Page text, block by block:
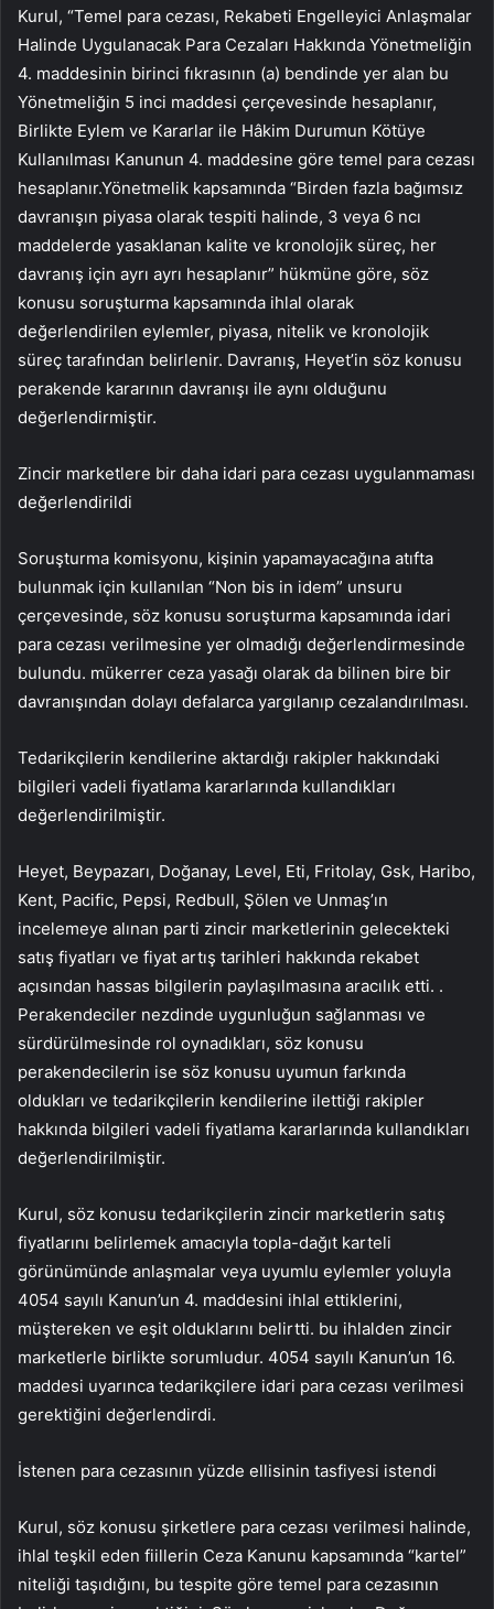
Kurul, “Temel para cezası, Rekabeti Engelleyici Anlaşmalar
Halinde Uygulanacak Para Cezaları Hakkında Yönetmeliğin
4. maddesinin birinci fıkrasının (a) bendinde yer alan bu
Yönetmeliğin 5 inci maddesi çerçevesinde hesaplanır,
Birlikte Eylem ve Kararlar ile Hâkim Durumun Kötüye
Kullanılması Kanunun 4. maddesine göre temel para cezası
hesaplanır.Yönetmelik kapsamında “Birden fazla bağımsız
davranışın piyasa olarak tespiti halinde, 3 veya 6 ncı
maddelerde yasaklanan kalite ve kronolojik süreç, her
davranış için ayrı ayrı hesaplanır” hükmüne göre, söz
konusu soruşturma kapsamında ihlal olarak
değerlendirilen eylemler, piyasa, nitelik ve kronolojik
süreç tarafından belirlenir. Davranış, Heyet’in söz konusu
perakende kararının davranışı ile aynı olduğunu
değerlendirmiştir.
Zincir marketlere bir daha idari para cezası uygulanmaması
değerlendirildi
Soruşturma komisyonu, kişinin yapamayacağına atıfta
bulunmak için kullanılan “Non bis in idem” unsuru
çerçevesinde, söz konusu soruşturma kapsamında idari
para cezası verilmesine yer olmadığı değerlendirmesinde
bulundu. mükerrer ceza yasağı olarak da bilinen bire bir
davranışından dolayı defalarca yargılanıp cezalandırılması.
Tedarikçilerin kendilerine aktardığı rakipler hakkındaki
bilgileri vadeli fiyatlama kararlarında kullandıkları
değerlendirilmiştir.
Heyet, Beypazarı, Doğanay, Level, Eti, Fritolay, Gsk, Haribo,
Kent, Pacific, Pepsi, Redbull, Şölen ve Unmaş’ın
incelemeye alınan parti zincir marketlerinin gelecekteki
satış fiyatları ve fiyat artış tarihleri ​​hakkında rekabet
açısından hassas bilgilerin paylaşılmasına aracılık etti. .
Perakendeciler nezdinde uygunluğun sağlanması ve
sürdürülmesinde rol oynadıkları, söz konusu
perakendecilerin ise söz konusu uyumun farkında
oldukları ve tedarikçilerin kendilerine ilettiği rakipler
hakkında bilgileri vadeli fiyatlama kararlarında kullandıkları
değerlendirilmiştir.
Kurul, söz konusu tedarikçilerin zincir marketlerin satış
fiyatlarını belirlemek amacıyla topla-dağıt karteli
görünümünde anlaşmalar veya uyumlu eylemler yoluyla
4054 sayılı Kanun’un 4. maddesini ihlal ettiklerini,
müştereken ve eşit olduklarını belirtti. bu ihlalden zincir
marketlerle birlikte sorumludur. 4054 sayılı Kanun’un 16.
maddesi uyarınca tedarikçilere idari para cezası verilmesi
gerektiğini değerlendirdi.
İstenen para cezasının yüzde ellisinin tasfiyesi istendi
Kurul, söz konusu şirketlere para cezası verilmesi halinde,
ihlal teşkil eden fiillerin Ceza Kanunu kapsamında “kartel”
niteliği taşıdığını, bu tespite göre temel para cezasının